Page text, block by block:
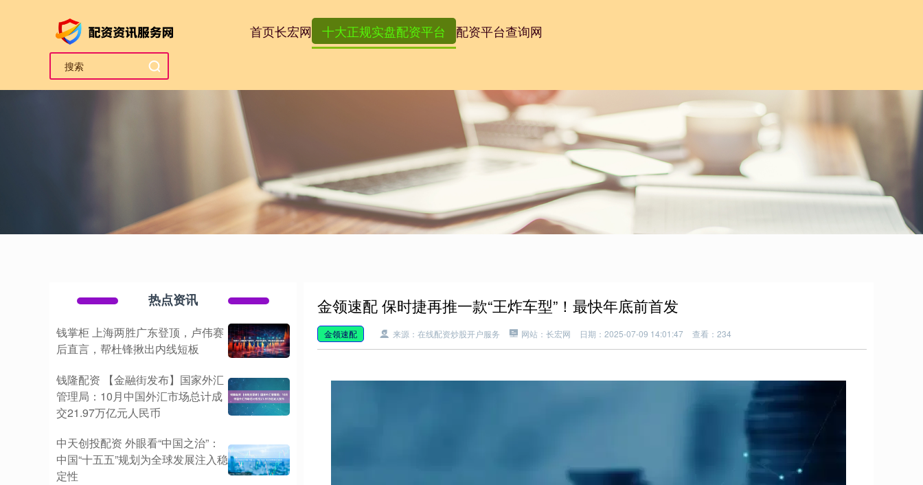
首页长宏网 十大正规实盘配资平台 配资平台查询网
金领速配 保时捷再推一款“王炸车型”！最快年底前首发
金领速配 来源：在线配资炒股开户服务 网站：长宏网 日期：2025-07-09 14:01:47 查看：234
热点资讯
钱掌柜 上海两胜广东登顶，卢伟赛
后直言，帮杜锋揪出内线短板
钱隆配资 【金融街发布】国家外汇
管理局：10月中国外汇市场总计成
交21.97万亿元人民币
中天创投配资 外眼看“中国之治”：
中国“十五五”规划为全球发展注入稳
定性